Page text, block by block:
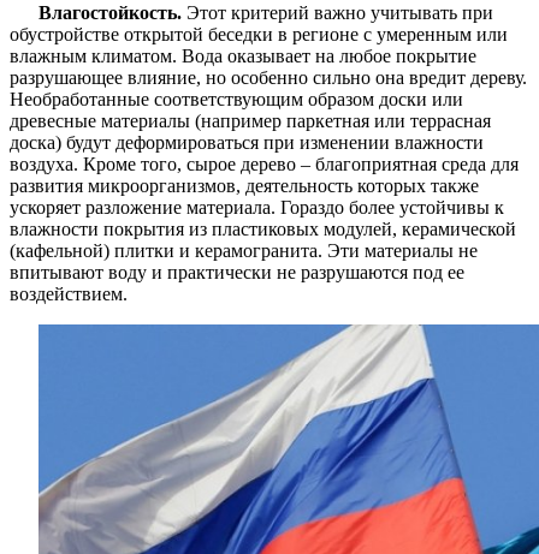
Влагостойкость. Этот критерий важно учитывать при
обустройстве открытой беседки в регионе с умеренным или
влажным климатом. Вода оказывает на любое покрытие
разрушающее влияние, но особенно сильно она вредит дереву.
Необработанные соответствующим образом доски или
древесные материалы (например паркетная или террасная
доска) будут деформироваться при изменении влажности
воздуха. Кроме того, сырое дерево – благоприятная среда для
развития микроорганизмов, деятельность которых также
ускоряет разложение материала. Гораздо более устойчивы к
влажности покрытия из пластиковых модулей, керамической
(кафельной) плитки и керамогранита. Эти материалы не
впитывают воду и практически не разрушаются под ее
воздействием.